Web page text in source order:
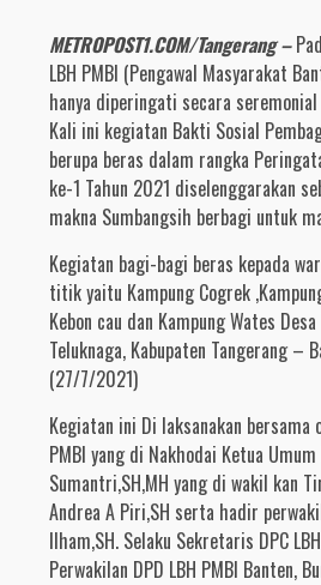
METROPOST1.COM/Tangerang –
LBH PMBI (Pengawal Masyarakat
hanya diperingati secara seremonial
Kali ini kegiatan Bakti Sosial
berupa beras dalam rangka
ke-1 Tahun 2021 diselenggarakan
makna Sumbangsih berbagi untuk
Kegiatan bagi-bagi beras kepada
titik yaitu Kampung Cogrek
Kebon cau dan Kampung Wates
Teluknaga, Kabupaten Tangerang –
(27/7/2021)
Kegiatan ini Di laksanakan bersama
PMBI yang di Nakhodai Ketua Umum
Sumantri,SH,MH yang di wakil kan
Andrea A Piri,SH serta hadir
Ilham,SH. Selaku Sekretaris DPC
Perwakilan DPD LBH PMBI Banten,